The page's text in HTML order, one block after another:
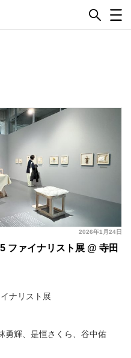
2026年1月24日
ファイナリスト展 @ 寺田
ナリスト展
勇輝、是恒さくら、谷中佑